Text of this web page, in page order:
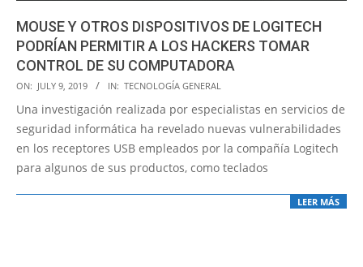
MOUSE Y OTROS DISPOSITIVOS DE LOGITECH
PODRÍAN PERMITIR A LOS HACKERS TOMAR
CONTROL DE SU COMPUTADORA
2019-
07-
09
ON: JULY 9, 2019 IN: TECNOLOGÍA GENERAL
Una investigación realizada por especialistas en servicios de
seguridad informática ha revelado nuevas vulnerabilidades
en los receptores USB empleados por la compañía Logitech
para algunos de sus productos, como teclados
LEER MÁS